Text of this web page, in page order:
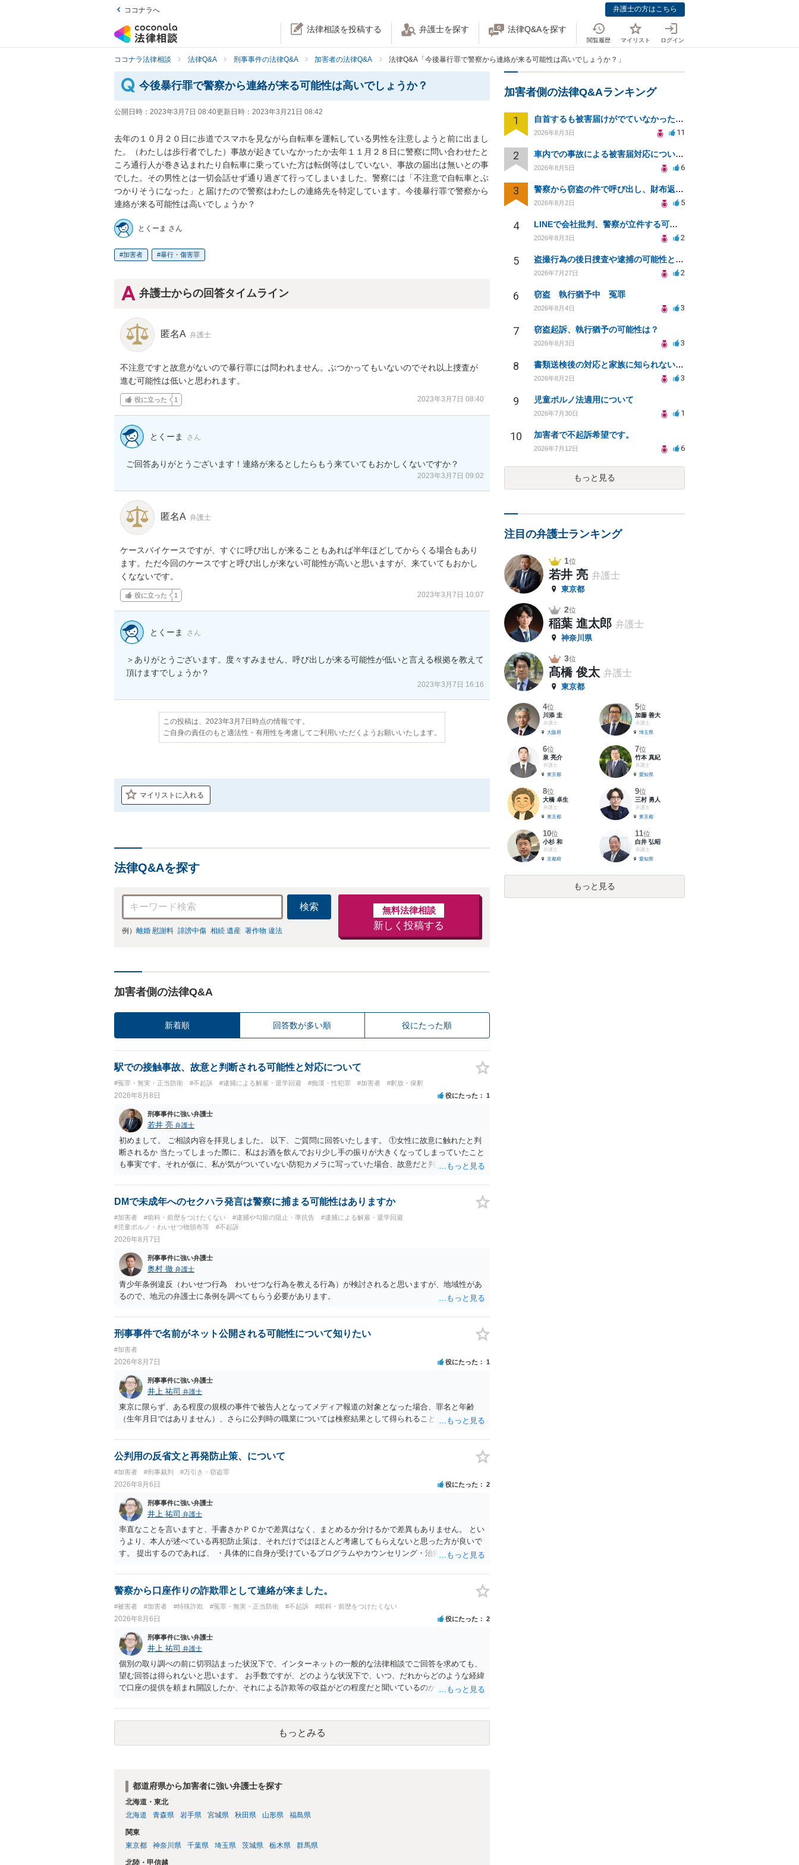
ココナラへ 弁護士の方はこちら
法律相談を投稿する 弁護士を探す 法律Q&Aを探す
閲覧履歴 マイリスト ログイン
ココナラ法律相談 法律Q&A 刑事事件の法律Q&A 加害者の法律Q&A 法律Q&A「今後暴行罪で警察から連絡が来る可能性は高いでしょうか？」
今後暴行罪で警察から連絡が来る可能性は高いでしょうか？
公開日時： 2023年3月7日 08:40更新日時： 2023年3月21日 08:42
去年の１０月２０日に歩道でスマホを見ながら自転車を運転している男性を注意しようと前に出まし
た。（わたしは歩行者でした）事故が起きていなかったか去年１１月２８日に警察に問い合わせたと
ころ通行人が巻き込まれたり自転車に乗っていた方は転倒等はしていない、事故の届出は無いとの事
でした。その男性とは一切会話せず通り過ぎて行ってしまいました。警察には「不注意で自転車とぶ
つかりそうになった」と届けたので警察はわたしの連絡先を特定しています。今後暴行罪で警察から
連絡が来る可能性は高いでしょうか？
とくーま さん
加害者 暴行・傷害罪
弁護士からの回答タイムライン
匿名A 弁護士
不注意ですと故意がないので暴行罪には問われません。ぶつかってもいないのでそれ以上捜査が
進む可能性は低いと思われます。
役に立った 1 2023年3月7日 08:40
とくーま さん
ご回答ありがとうございます！連絡が来るとしたらもう来ていてもおかしくないですか？
2023年3月7日 09:02
匿名A 弁護士
ケースバイケースですが、すぐに呼び出しが来ることもあれば半年ほどしてからくる場合もあり
ます。ただ今回のケースですと呼び出しが来ない可能性が高いと思いますが、来ていてもおかし
くなないです。
役に立った 1 2023年3月7日 10:07
とくーま さん
＞ありがとうございます。度々すみません、呼び出しが来る可能性が低いと言える根拠を教えて
頂けますでしょうか？
2023年3月7日 16:16
この投稿は、2023年3月7日時点の情報です。
ご自身の責任のもと適法性・有用性を考慮してご利用いただくようお願いいたします。
マイリストに入れる
法律Q&Aを探す
検索
例） 離婚 慰謝料 誹謗中傷 相続 遺産 著作物 違法
無料法律相談
新しく投稿する
加害者側の法律Q&A
新着順 回答数が多い順 役にたった順
駅での接触事故、故意と判断される可能性と対応について
#冤罪・無実・正当防衛 #不起訴 #逮捕による解雇・退学回避 #痴漢・性犯罪 #加害者 #釈放・保釈
2026年8月8日 役にたった 1
刑事事件に強い弁護士
若井 亮 弁護士
初めまして。 ご相談内容を拝見しました。 以下、ご質問に回答いたします。 ①女性に故意に触れたと判
断されるか 当たってしまった際に、私はお酒を飲んでおり少し手の振りが大きくなってしまっていたこと
も事実です。それが仮に、私が気がついていない防犯カメラに写っていた場合、故意だと判定されやすい
の可能性 この行為により、痴漢やその他の犯罪を犯したとして、逮捕、呼び出しされる可能性はどれほど
でしょうか？ 誤って当たってしまっただけであり、さらにその場で女性等のアクションが無かったことか
ほどの期間逮捕呼び出しの可能性があると考えれば良いのでしょうか？ 逮捕や呼び出しの可能性は極めて
低いと思います。 連絡が来ることはないでしょう。
DMで未成年へのセクハラ発言は警察に捕まる可能性はありますか
#加害者 #前科・前歴をつけたくない #逮捕や勾留の阻止・準抗告
#逮捕による解雇・退学回避
#児童ポルノ・わいせつ物頒布等
#不起訴
2026年8月7日
刑事事件に強い弁護士
奥村 徹 弁護士
青少年条例違反（わいせつ行為 わいせつな行為を教える行為）が検討されると思いますが、地域性があ
るので、地元の弁護士に条例を調べてもらう必要があります。
刑事事件で名前がネット公開される可能性について知りたい
#加害者
2026年8月7日 役にたった 1
刑事事件に強い弁護士
井上 祐司 弁護士
東京に限らず、ある程度の規模の事件で被告人となってメディア報道の対象となった場合、罪名と年齢
（生年月日ではありません）、さらに公判時の職業については検察結果として得られることが通常です。
公判用の反省文と再発防止策、について
#加害者 #刑事裁判 #万引き・窃盗罪
2026年8月6日 役にたった 2
刑事事件に強い弁護士
井上 祐司 弁護士
率直なことを言いますと、手書きかＰＣかで差異はなく、まとめるか分けるかで差異もありません。 とい
うより、本人が述べている再犯防止策は、それだけではほとんど考慮してもらえないと思った方が良いで
す。 提出するのであれば、 ・具体的に自身が受けているプログラムやカウンセリング・治療の内容 ・利
者の証言 など、証拠で担保された客観性と実現可能性があるものでなければあまり意味がありません。
もともと執行猶予が狙える事案であれば本人の反省の言葉だけで十分であり、実刑となるか微妙な事案で
警察から口座作りの詐欺罪として連絡が来ました。
#被害者 #加害者 #特殊詐欺 #冤罪・無実・正当防衛 #不起訴 #前科・前歴をつけたくない
2026年8月6日 役にたった 2
刑事事件に強い弁護士
井上 祐司 弁護士
個別の取り調べの前に切羽詰まった状況下で、インターネットの一般的な法律相談でご回答を求めても、
望む回答は得られないと思います。 お手数ですが、どのような状況下で、いつ、だれからどのような経緯
で口座の提供を頼まれ開設したか、それによる詐欺等の収益がどの程度だと聞いているのかということに
でいえば、任意取り調べの場合、ＩＣレコーダーを持参して取り調べ内容を録音することは必須だと考え
ます。
もっとみる
都道府県から加害者に強い弁護士を探す
北海道・東北
北海道
青森県 岩手県 宮城県 秋田県 山形県 福島県
関東
東京都
神奈川県 千葉県 埼玉県 茨城県 栃木県 群馬県
北陸・甲信越
加害者側の法律Q&Aランキング
1 自首するも被害届けがでていなかった場合
2026年8月3日 11
2 車内での事故による被害届対応についての相談
2026年8月5日 6
3 警察から窃盗の件で呼び出し、財布返却で自首すべきか？
2026年8月2日 5
4 LINEで会社批判、警察が立件する可能性は？
2026年8月3日 2
5 盗撮行為の後日捜査や逮捕の可能性と初動対応について
2026年7月27日 2
6 窃盗 執行猶予中 冤罪
2026年8月4日 3
7 窃盗起訴、執行猶予の可能性は？
2026年8月3日 3
8 書類送検後の対応と家族に知られないための手続きについて相談
2026年8月2日 3
9 児童ポルノ法適用について
2026年7月30日 1
10 加害者で不起訴希望です。
2026年7月12日 6
もっと見る
注目の弁護士ランキング
1位
若井 亮 弁護士
東京都
2位
稲葉 進太郎 弁護士
神奈川県
3位
髙橋 俊太 弁護士
東京都
4位
川添 圭
弁護士
大阪府
5位
加藤 善大
弁護士
埼玉県
6位
泉 亮介
弁護士
東京都
7位
竹本 真紀
弁護士
愛知県
8位
大橋 卓生
弁護士
東京都
9位
三村 勇人
弁護士
東京都
10位
小杉 和
弁護士
京都府
11位
白井 弘昭
弁護士
愛知県
もっと見る